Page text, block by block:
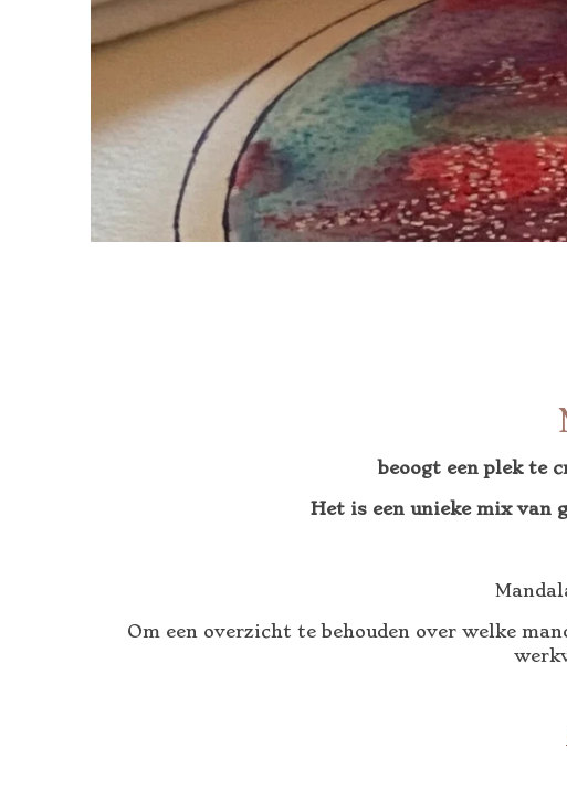
beoogt een plek te
Het is een unieke mix van
Om een overzicht te behouden over welke